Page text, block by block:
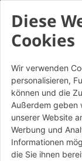
Diese
Cookies
Wir verwenden
personalisieren,
können und die
Außerdem geben
unserer Website
Werbung und
Informationen
die Sie ihnen